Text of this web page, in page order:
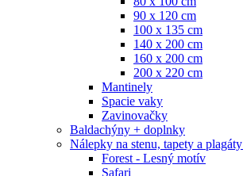
90 x 120 cm
100 x 135 cm
140 x 200 cm
160 x 200 cm
200 x 220 cm
Mantinely
Spacie vaky
Zavinovačky
Baldachýny + doplnky
Nálepky na stenu, tapety a plagáty
Forest - Lesný motív
Safari